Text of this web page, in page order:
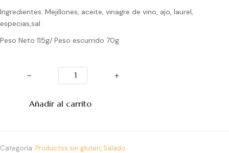
Ingredientes: Mejillones, aceite, vinagre de vino, ajo, laurel,
especias,sal
Peso Neto 115g/ Peso escurrido 70g
− +
Añadir al carrito
Categoría: Productos sin gluten, Salado